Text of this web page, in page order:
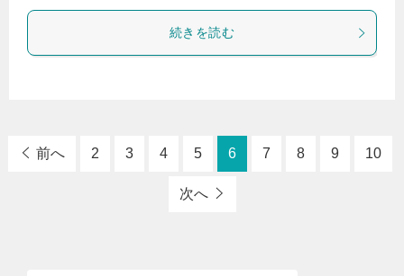
続きを読む
前へ 2 3 4 5 6 7 8 9 10
次へ